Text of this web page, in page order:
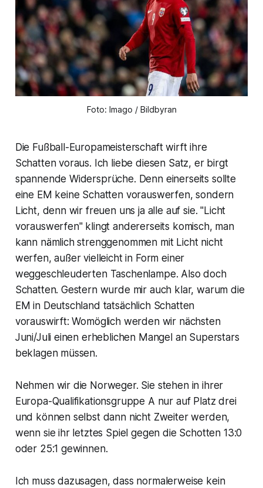
Foto: Imago / Bildbyran
Die Fußball-Europameisterschaft wirft ihre
Schatten voraus. Ich liebe diesen Satz, er birgt
spannende Widersprüche. Denn einerseits sollte
eine EM keine Schatten vorauswerfen, sondern
Licht, denn wir freuen uns ja alle auf sie. "Licht
vorauswerfen" klingt andererseits komisch, man
kann nämlich strenggenommen mit Licht nicht
werfen, außer vielleicht in Form einer
weggeschleuderten Taschenlampe. Also doch
Schatten. Gestern wurde mir auch klar, warum die
EM in Deutschland tatsächlich Schatten
vorauswirft: Womöglich werden wir nächsten
Juni/Juli einen erheblichen Mangel an Superstars
beklagen müssen.
Nehmen wir die Norweger. Sie stehen in ihrer
Europa-Qualifikationsgruppe A nur auf Platz drei
und können selbst dann nicht Zweiter werden,
wenn sie ihr letztes Spiel gegen die Schotten 13:0
oder 25:1 gewinnen.
Ich muss dazusagen, dass normalerweise kein